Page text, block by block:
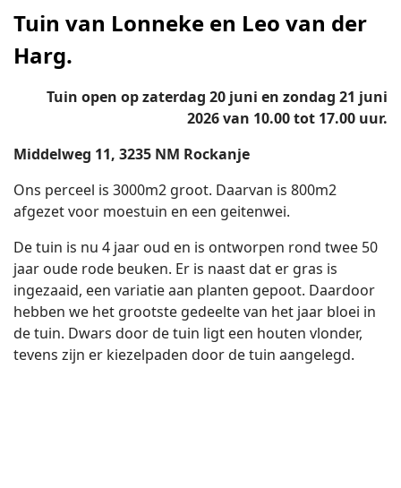
Tuin van Lonneke en Leo van der
Harg.
Tuin open op zaterdag 20 juni en zondag 21 juni
2026 van 10.00 tot 17.00 uur.
Middelweg 11, 3235 NM Rockanje
Ons perceel is 3000m2 groot. Daarvan is 800m2
afgezet voor moestuin en een geitenwei.
De tuin is nu 4 jaar oud en is ontworpen rond twee 50
jaar oude rode beuken. Er is naast dat er gras is
ingezaaid, een variatie aan planten gepoot. Daardoor
hebben we het grootste gedeelte van het jaar bloei in
de tuin. Dwars door de tuin ligt een houten vlonder,
tevens zijn er kiezelpaden door de tuin aangelegd.